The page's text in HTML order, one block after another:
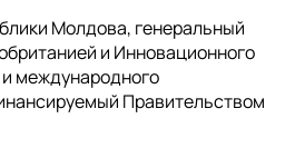
Молдова, генеральный
и Инновационного
международного
Правительством